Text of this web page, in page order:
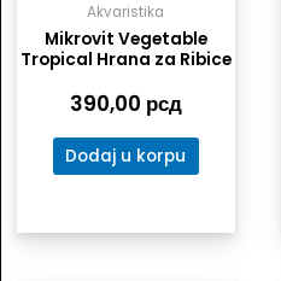
Akvaristika
Mikrovit Vegetable
Tropical Hrana za Ribice
390,00 рсд
Dodaj u korpu